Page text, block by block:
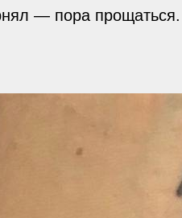
— пора прощаться.